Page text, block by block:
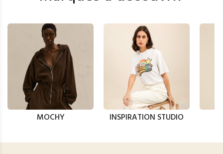
MOCHY INSPIRATION STUDIO